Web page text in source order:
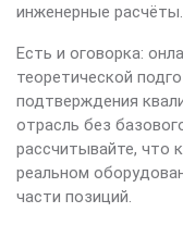
инженерные расчёты.
Есть и оговорка:
теоретической
подтверждения
отрасль без
рассчитывайте, что
реальном
части позиций.